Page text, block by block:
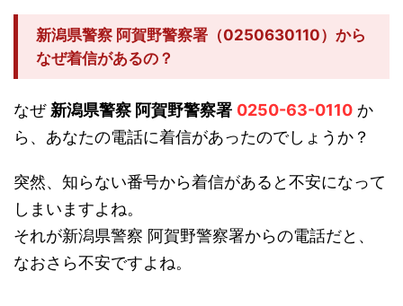
新潟県警察 阿賀野警察署（0250630110）から
なぜ着信があるの？
なぜ新潟県警察 阿賀野警察署 0250-63-0110 か
ら、あなたの電話に着信があったのでしょうか？
突然、知らない番号から着信があると不安になって
しまいますよね。
それが新潟県警察 阿賀野警察署からの電話だと、
なおさら不安ですよね。